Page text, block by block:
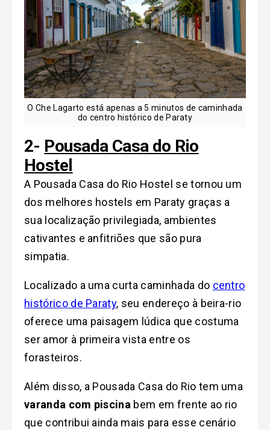
O Che Lagarto está apenas a 5 minutos de caminhada
do centro histórico de Paraty
2- Pousada Casa do Rio
Hostel
A Pousada Casa do Rio Hostel se tornou um
dos melhores hostels em Paraty graças a
sua localização privilegiada, ambientes
cativantes e anfitriões que são pura
simpatia.
Localizado a uma curta caminhada do centro
histórico de Paraty, seu endereço à beira-rio
oferece uma paisagem lúdica que costuma
ser amor à primeira vista entre os
forasteiros.
Além disso, a Pousada Casa do Rio tem uma
varanda com piscina bem em frente ao rio
que contribui ainda mais para esse cenário